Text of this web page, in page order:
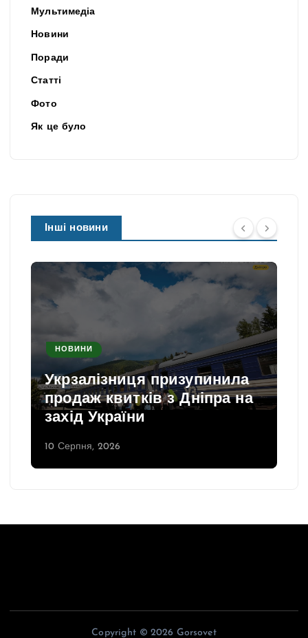
Мультимедіа
Новини
Поради
Статті
Фото
Як це було
Інші новини
НОВИНИ
Укрзалізниця призупинила
продаж квитків з Дніпра на
захід України
10 Серпня, 2026
Copyright © 2026 Gorsovet